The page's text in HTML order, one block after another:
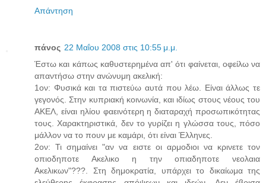
Απάντηση
πάνος 22 Μαΐου 2008 στις 10:55 μ.μ.
Έστω και κάπως καθυστερημένα απ' ότι φαίνεται, οφείλω να
απαντήσω στην ανώνυμη ακελική:
1ον: Φυσικά και τα πιστεύω αυτά που λέω. Είναι άλλως τε
γεγονός. Στην κυπριακή κοινωνία, και ιδίως στους νέους του
ΑΚΕΛ, είναι ηλίου φαεινότερη η διαταραχή προσωπικότητας
τους. Χαρακτηριστικά, δεν το γυρίζει η γλώσσα τους, πόσο
μάλλον να το πουν με καμάρι, ότι είναι Έλληνες.
2ον: Τι σημαίνει "αν να ειστε οι αρμοδιοι να κρινετε τον
οπιοδηποτε Ακελικο η την οπιαδηποτε νεολαια
Ακελικων"???. Στη δημοκρατία, υπάρχει το δικαίωμα της